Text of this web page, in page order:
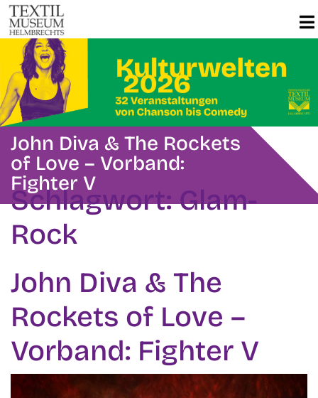
John Diva & The Rockets
of Love – Vorband:
Fighter V
Schlagwort:Glam-
Rock
John Diva & The
Rockets of Love –
Vorband: Fighter V